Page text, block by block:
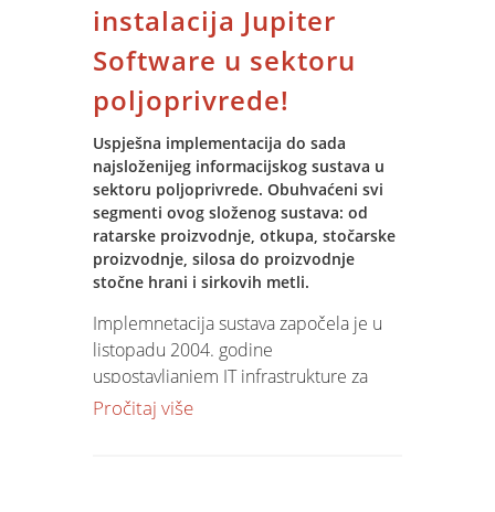
instalacija Jupiter
Software u sektoru
poljoprivrede!
Uspješna implementacija do sada
najsloženijeg informacijskog sustava u
sektoru poljoprivrede. Obuhvaćeni svi
segmenti ovog složenog sustava: od
ratarske proizvodnje, otkupa, stočarske
proizvodnje, silosa do proizvodnje
stočne hrani i sirkovih metli.
Implemnetacija sustava započela je u
listopadu 2004. godine
uspostavljanjem IT infrastrukture za
distribuiranu obradu kojom su
Pročitaj više